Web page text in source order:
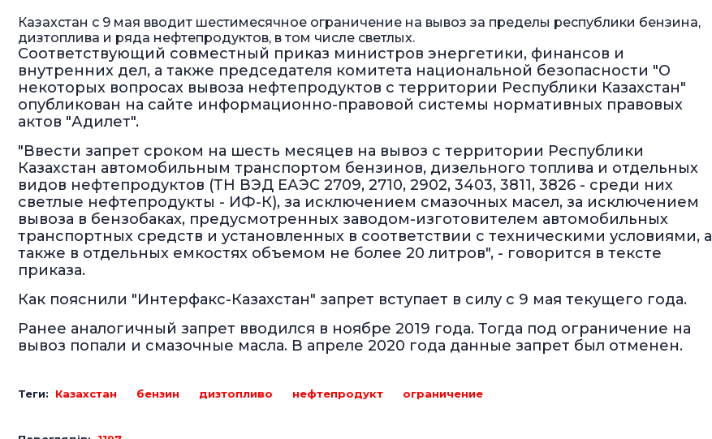
Казахстан с 9 мая вводит шестимесячное ограничение на вывоз за пределы республики бензина,
дизтоплива и ряда нефтепродуктов, в том числе светлых.
Соответствующий совместный приказ министров энергетики, финансов и
внутренних дел, а также председателя комитета национальной безопасности "О
некоторых вопросах вывоза нефтепродуктов с территории Республики Казахстан"
опубликован на сайте информационно-правовой системы нормативных правовых
актов "Адилет".
"Ввести запрет сроком на шесть месяцев на вывоз с территории Республики
Казахстан автомобильным транспортом бензинов, дизельного топлива и отдельных
видов нефтепродуктов (ТН ВЭД ЕАЭС 2709, 2710, 2902, 3403, 3811, 3826 - среди них
светлые нефтепродукты - ИФ-К), за исключением смазочных масел, за исключением
вывоза в бензобаках, предусмотренных заводом-изготовителем автомобильных
транспортных средств и установленных в соответствии с техническими условиями, а
также в отдельных емкостях объемом не более 20 литров", - говорится в тексте
приказа.
Как пояснили "Интерфакс-Казахстан" запрет вступает в силу с 9 мая текущего года.
Ранее аналогичный запрет вводился в ноябре 2019 года. Тогда под ограничение на
вывоз попали и смазочные масла. В апреле 2020 года данные запрет был отменен.
Теги: Казахстан бензин дизтопливо нефтепродукт ограничение